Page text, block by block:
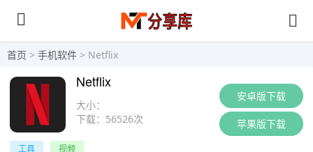
首页 > 手机软件 > Netflix
安卓版下载
苹果版下载
大小：
下载： 56526次
Netflix
工具 视频